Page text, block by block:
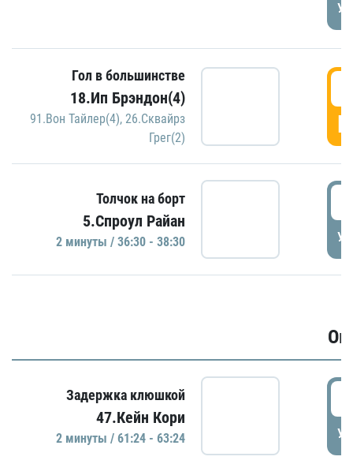
Гол в большинстве
18.Ип Брэндон(4)
91.Вон Тайлер(4), 26.Сквайрз
Грег(2)
Толчок на борт
5.Спроул Райан
2 минуты / 36:30 - 38:30
Задержка клюшкой
47.Кейн Кори
2 минуты / 61:24 - 63:24